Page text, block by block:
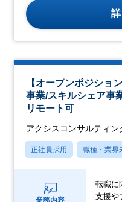
【オープンポジショ
事業/スキルシェア事
リモート可
アクシスコンサルティン
正社員採用 職種・業界
業務内容
転職に
支援や